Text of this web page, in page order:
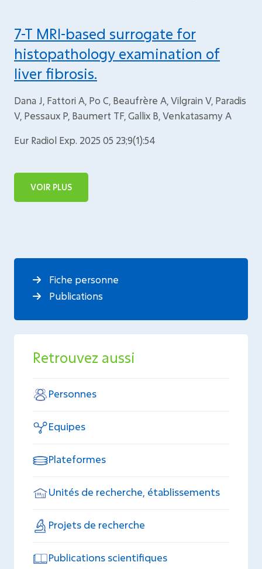
7-T MRI-based surrogate for
histopathology examination of
liver fibrosis.
Dana J, Fattori A, Po C, Beaufrère A, Vilgrain V, Paradis
V, Pessaux P, Baumert TF, Gallix B, Venkatasamy A
Eur Radiol Exp. 2025 05 23;9(1):54
VOIR PLUS
Fiche personne
Publications
Retrouvez aussi
Personnes
Equipes
Plateformes
Unités de recherche, établissements
Projets de recherche
Publications scientifiques